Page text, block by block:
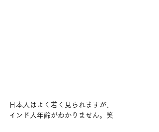
日本人はよく若く見られますが、
インド人年齢がわかりません。笑